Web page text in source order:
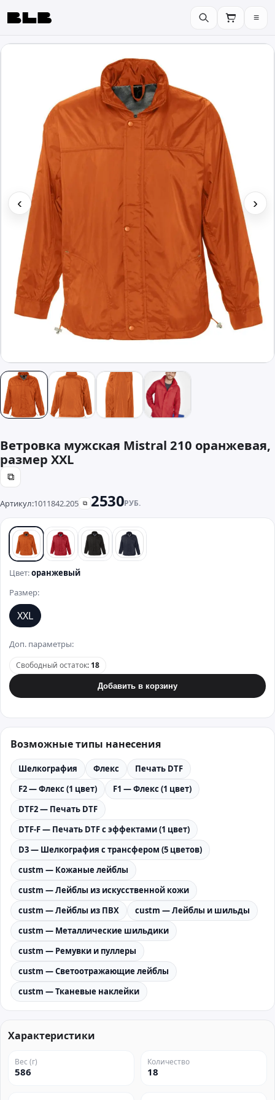
BLB ≡
‹ ›
Ветровка мужская Mistral 210 оранжевая,
размер XXL
⧉
Артикул:1011842.205 ⧉ 2530РУБ.
оранжевыйкрасныйчерный синий
Цвет:оранжевый
Размер:
XXL
Доп. параметры:
Свободный остаток: 18
Добавить в корзину
Возможные типы нанесения
Шелкография Флекс
Печать DTF
F2 — Флекс (1 цвет)
F1 — Флекс (1 цвет)
DTF2 — Печать DTF
DTF-F — Печать DTF с эффектами (1 цвет)
D3 — Шелкография с трансфером (5 цветов)
custm — Кожаные лейблы
custm — Лейблы из искусственной кожи
custm — Лейблы из ПВХ
custm — Лейблы и шильды
custm — Металлические шильдики
custm — Ремувки и пуллеры
custm — Светоотражающие лейблы
custm — Тканевые наклейки
Характеристики
Вес (г)
586
Количество
18